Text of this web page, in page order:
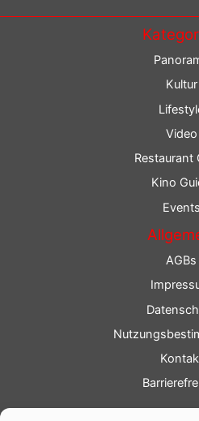
Kultur
Video
Restaurant
Kino
Events
AGBs